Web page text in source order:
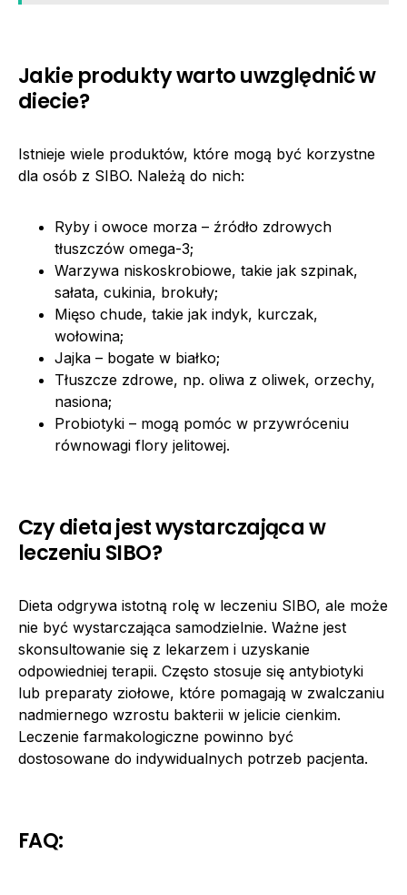
Jakie produkty warto uwzględnić w
diecie?
Istnieje wiele produktów, które mogą być korzystne
dla osób z SIBO. Należą do nich:
Ryby i owoce morza – źródło zdrowych
tłuszczów omega-3;
Warzywa niskoskrobiowe, takie jak szpinak,
sałata, cukinia, brokuły;
Mięso chude, takie jak indyk, kurczak,
wołowina;
Jajka – bogate w białko;
Tłuszcze zdrowe, np. oliwa z oliwek, orzechy,
nasiona;
Probiotyki – mogą pomóc w przywróceniu
równowagi flory jelitowej.
Czy dieta jest wystarczająca w
leczeniu SIBO?
Dieta odgrywa istotną rolę w leczeniu SIBO, ale może
nie być wystarczająca samodzielnie. Ważne jest
skonsultowanie się z lekarzem i uzyskanie
odpowiedniej terapii. Często stosuje się antybiotyki
lub preparaty ziołowe, które pomagają w zwalczaniu
nadmiernego wzrostu bakterii w jelicie cienkim.
Leczenie farmakologiczne powinno być
dostosowane do indywidualnych potrzeb pacjenta.
FAQ: